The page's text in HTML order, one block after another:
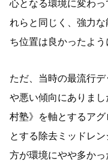
心となる環境に変わ
れらと同じく、強力
ち位置は良かったよう
ただ、当時の最流行
や悪い傾向にありま
村塾》を軸とするア
とする除去ミッドレ
方が環境にやや多か